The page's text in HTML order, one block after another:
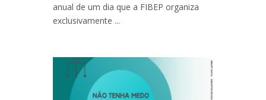
anual de um dia que a FIBEP organiza
exclusivamente ...